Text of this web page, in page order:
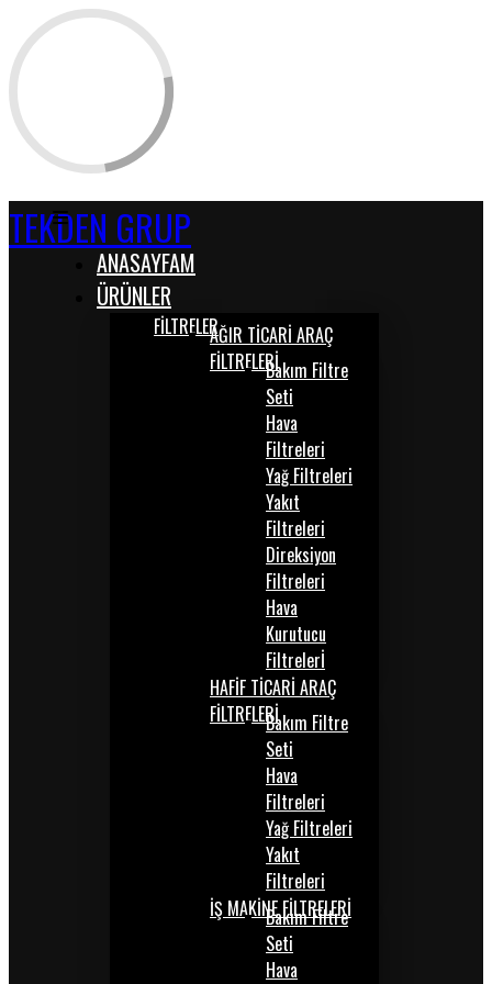
TEKDEN GRUP
ANASAYFAM
ÜRÜNLER
FİLTRELERAĞIR TİCARİ ARAÇ
FİLTRELERİBakım Filtre
Seti
Hava
Filtreleri
Yağ Filtreleri
Yakıt
Filtreleri
Direksiyon
Filtreleri
Hava
Kurutucu
Filtrelerİ
HAFİF TİCARİ ARAÇ
FİLTRELERİBakım Filtre
Seti
Hava
Filtreleri
Yağ Filtreleri
Yakıt
Filtreleri
İŞ MAKİNE FİLTRELERİ
Bakım Filtre
Seti
Hava